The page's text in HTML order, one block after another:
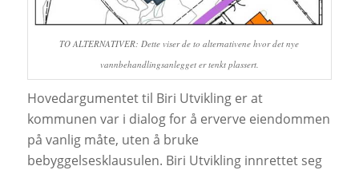
TO ALTERNATIVER: Dette viser de to alternativene hvor det nye
vannbehandlingsanlegget er tenkt plassert.
Hovedargumentet til Biri Utvikling er at
kommunen var i dialog for å erverve eiendommen
på vanlig måte, uten å bruke
bebyggelsesklausulen. Biri Utvikling innrettet seg